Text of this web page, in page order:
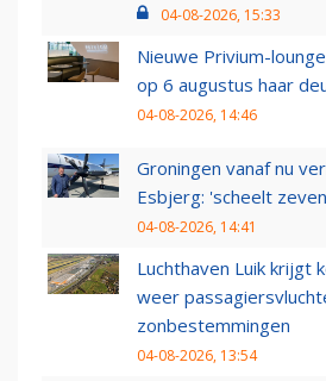
04-08-2026, 15:33
Nieuwe Privium-
op 6 augustus haar
04-08-2026, 14:46
Groningen vanaf nu
Esbjerg: 'scheelt
04-08-2026, 14:41
Luchthaven Luik krijgt
weer
zonbestemmingen
04-08-2026, 13:54